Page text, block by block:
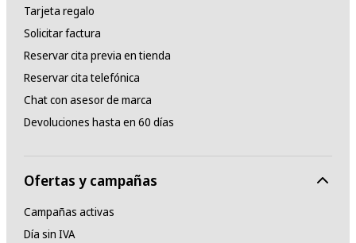
Tarjeta regalo
Solicitar factura
Reservar cita previa en tienda
Reservar cita telefónica
Chat con asesor de marca
Devoluciones hasta en 60 días
Ofertas y campañas
Campañas activas
Día sin IVA